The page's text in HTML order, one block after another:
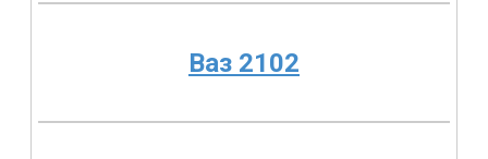
Ваз 2102